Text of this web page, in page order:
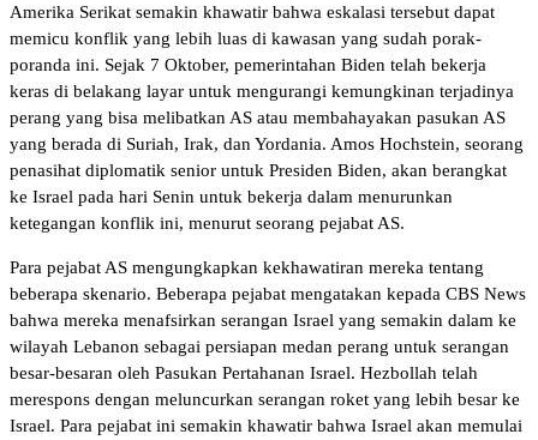
Amerika Serikat semakin khawatir bahwa eskalasi tersebut dapat
memicu konflik yang lebih luas di kawasan yang sudah porak-
poranda ini. Sejak 7 Oktober, pemerintahan Biden telah bekerja
keras di belakang layar untuk mengurangi kemungkinan terjadinya
perang yang bisa melibatkan AS atau membahayakan pasukan AS
yang berada di Suriah, Irak, dan Yordania. Amos Hochstein, seorang
penasihat diplomatik senior untuk Presiden Biden, akan berangkat
ke Israel pada hari Senin untuk bekerja dalam menurunkan
ketegangan konflik ini, menurut seorang pejabat AS.
Para pejabat AS mengungkapkan kekhawatiran mereka tentang
beberapa skenario. Beberapa pejabat mengatakan kepada CBS News
bahwa mereka menafsirkan serangan Israel yang semakin dalam ke
wilayah Lebanon sebagai persiapan medan perang untuk serangan
besar-besaran oleh Pasukan Pertahanan Israel. Hezbollah telah
merespons dengan meluncurkan serangan roket yang lebih besar ke
Israel. Para pejabat ini semakin khawatir bahwa Israel akan memulai